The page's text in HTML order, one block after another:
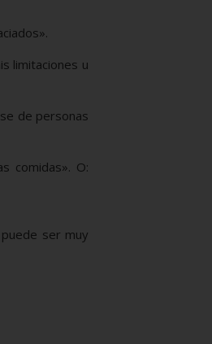
limitaciones u
de personas
comidas». O:
ser muy